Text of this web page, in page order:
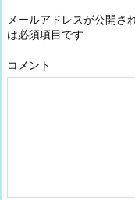
メールアドレスが公開さ
は必須項目です
コメント